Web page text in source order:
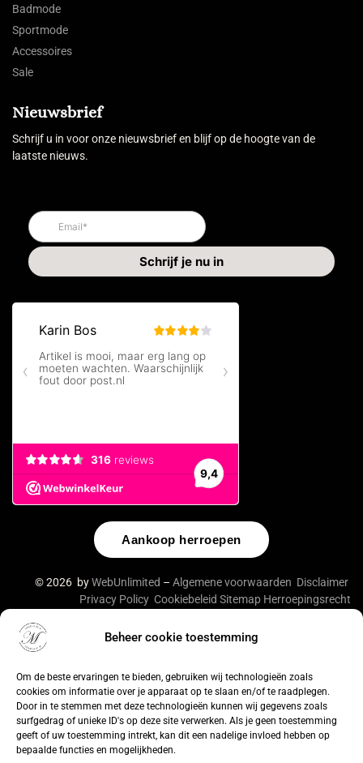
Beheer cookie toestemming
Om de beste ervaringen te bieden, gebruiken wij technologieën zoals
cookies om informatie over je apparaat op te slaan en/of te raadplegen.
Door in te stemmen met deze technologieën kunnen wij gegevens zoals
surfgedrag of unieke ID's op deze site verwerken. Als je geen toestemming
geeft of uw toestemming intrekt, kan dit een nadelige invloed hebben op
bepaalde functies en mogelijkheden.
Badmode
Sportmode
Accessoires
Sale
Nieuwsbrief
Schrijf u in voor onze nieuwsbrief en blijf op de hoogte van de
laatste nieuws.
Aankoop herroepen
© 2026 byWebUnlimited – Algemene voorwaarden Disclaimer
Privacy Policy Cookiebeleid Sitemap Herroepingsrecht